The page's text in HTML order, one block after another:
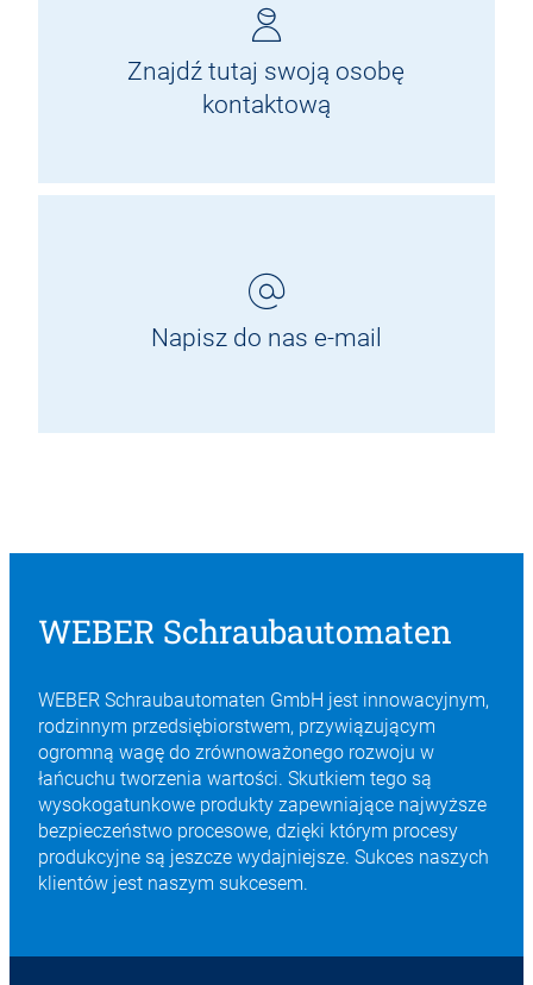
Znajdź tutaj swoją osobę
kontaktową
Napisz do nas e-mail
WEBER Schraubautomaten
WEBER Schraubautomaten GmbH jest innowacyjnym,
rodzinnym przedsiębiorstwem, przywiązującym
ogromną wagę do zrównoważonego rozwoju w
łańcuchu tworzenia wartości. Skutkiem tego są
wysokogatunkowe produkty zapewniające najwyższe
bezpieczeństwo procesowe, dzięki którym procesy
produkcyjne są jeszcze wydajniejsze. Sukces naszych
klientów jest naszym sukcesem.